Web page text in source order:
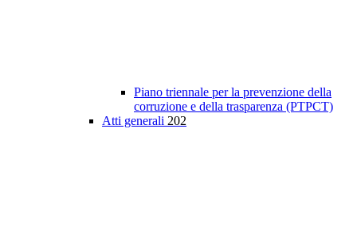
Piano triennale per la prevenzione della
corruzione e della trasparenza (PTPCT)
Atti generali 202